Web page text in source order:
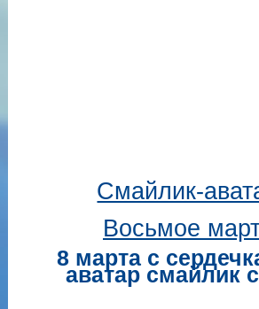
Смайлик-
Восьмое
8 марта с
аватар смайлик